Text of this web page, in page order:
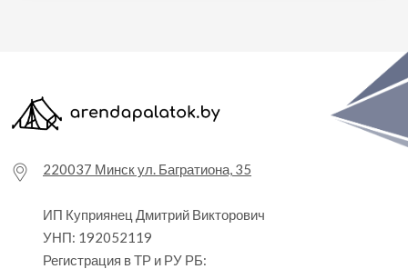
220037 Минск ул. Багратиона, 35
ИП Куприянец Дмитрий Викторович
УНП: 192052119
Регистрация в ТР и РУ РБ: